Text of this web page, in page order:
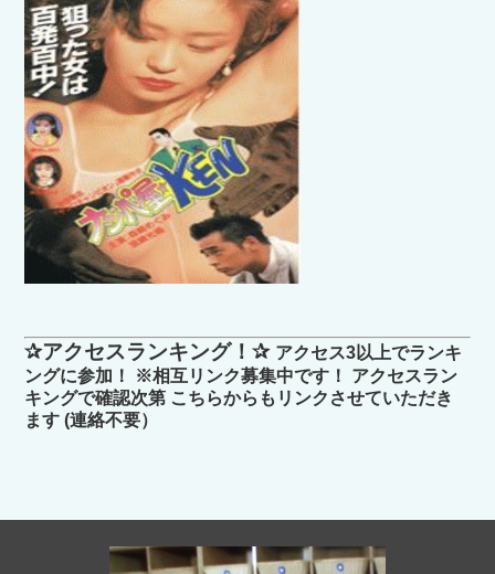
✰アクセスランキング！✰ アクセス3以上でランキ
ングに参加！ ※相互リンク募集中です！ アクセスラン
キングで確認次第 こちらからもリンクさせていただき
ます (連絡不要）